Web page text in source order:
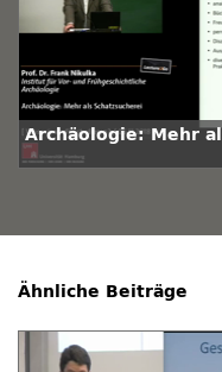
Archäologie: Mehr
Ähnliche Beiträge